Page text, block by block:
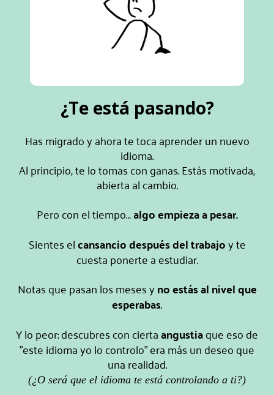
¿Te está pasando?
Has migrado y ahora te toca aprender un nuevo
idioma.
Al principio, te lo tomas con ganas. Estás motivada,
abierta al cambio.
Pero con el tiempo…algo empieza a pesar.
Sientes elcansancio después del trabajoy te
cuesta ponerte a estudiar.
Notas que pasan los meses yno estás alnivel que
esperabas.
Y lo peor: descubres con ciertaangustiaque eso de
"este idioma yo lo controlo" era más un deseo que
una realidad.
(¿O será que el idioma te está controlando a ti?)